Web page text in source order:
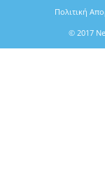
Πολιτική
© 2017